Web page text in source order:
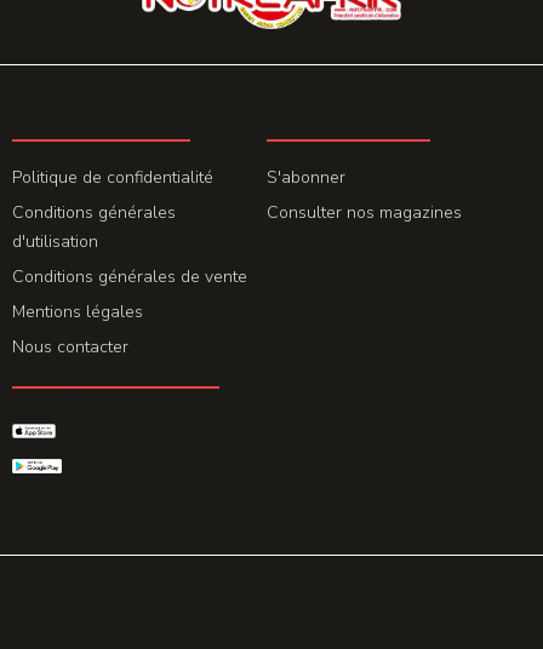
Politique de confidentialité
Conditions générales
d'utilisation
Conditions générales de vente
Mentions légales
Nous contacter
S'abonner
Consulter nos magazines